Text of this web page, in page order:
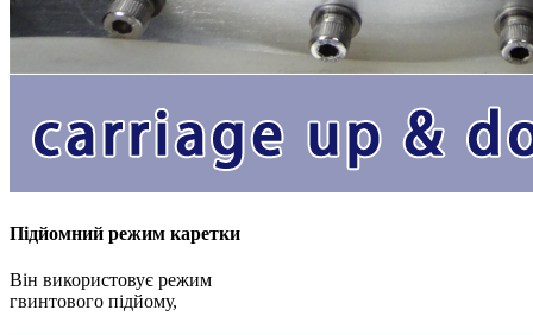
Підйомний режим каретки
Він використовує режим
гвинтового підйому,